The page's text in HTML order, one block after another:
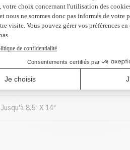
2000 pages
Bac 1 : 150 feuilles
Entrée manuelle : 1 feuilles
Oui
Jusqu'à 8.5" X 14"